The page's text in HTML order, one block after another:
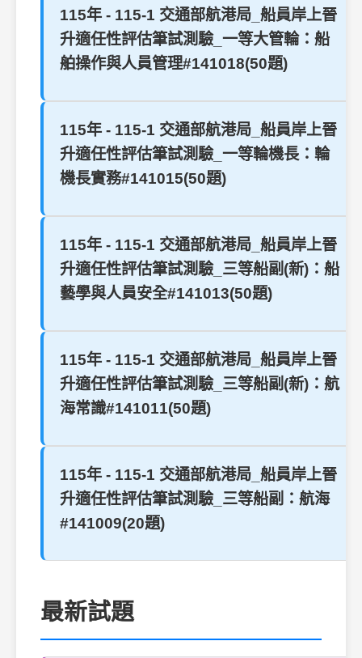
115年 - 115-1 交通部航港局_船員岸上晉
升適任性評估筆試測驗_一等大管輪：船
舶操作與人員管理#141018(50題)
115年 - 115-1 交通部航港局_船員岸上晉
升適任性評估筆試測驗_一等輪機長：輪
機長實務#141015(50題)
115年 - 115-1 交通部航港局_船員岸上晉
升適任性評估筆試測驗_三等船副(新)：船
藝學與人員安全#141013(50題)
115年 - 115-1 交通部航港局_船員岸上晉
升適任性評估筆試測驗_三等船副(新)：航
海常識#141011(50題)
115年 - 115-1 交通部航港局_船員岸上晉
升適任性評估筆試測驗_三等船副：航海
#141009(20題)
最新試題